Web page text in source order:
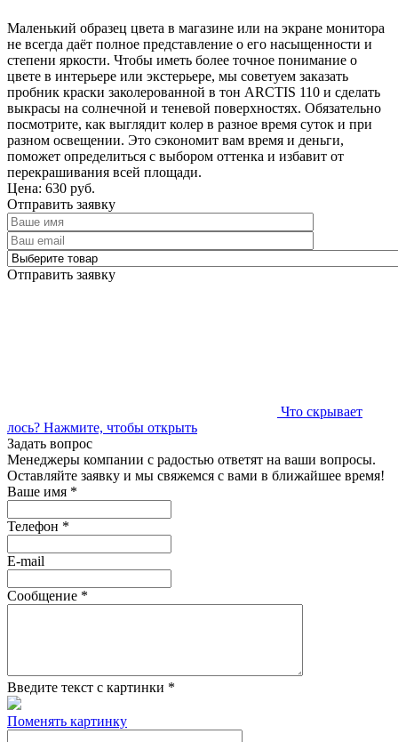
Маленький образец цвета в магазине или на экране монитора
не всегда даёт полное представление о его насыщенности и
степени яркости. Чтобы иметь более точное понимание о
цвете в интерьере или экстерьере, мы советуем заказать
пробник краски заколерованной в тон ARCTIS 110 и сделать
выкрасы на солнечной и теневой поверхностях. Обязательно
посмотрите, как выглядит колер в разное время суток и при
разном освещении. Это сэкономит вам время и деньги,
поможет определиться с выбором оттенка и избавит от
перекрашивания всей площади.
Цена: 630 руб.
Отправить заявку
Отправить заявку
Что скрывает
лось? Нажмите, чтобы открыть
Задать вопрос
Менеджеры компании с радостью ответят на ваши вопросы.
Оставляйте заявку и мы свяжемся с вами в ближайшее время!
Ваше имя *
Телефон *
E-mail
Сообщение *
Введите текст с картинки *
Поменять картинку